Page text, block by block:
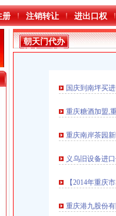
册 注销转让 进出口权
万 （进出口权）
注册）
100万 （进出口权）
朝天门代办
进出口公司
国庆到南坪买
重庆糖酒加盟,
重庆南岸茶园
义乌旧设备进
【2014年重庆
重庆港九股份